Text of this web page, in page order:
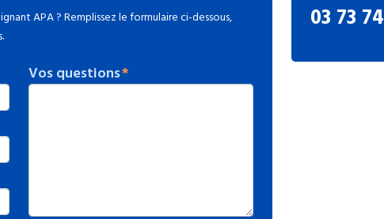
APA ? Remplissez le formulaire ci-dessous,
Vos questions
03 73